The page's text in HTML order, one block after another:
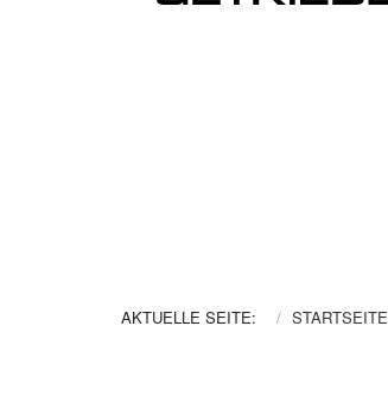
AKTUELLE SEITE: STARTSEITE